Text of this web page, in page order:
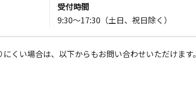
受付時間
9:30～17:30（土日、祝日除く）
くい場合は、以下からもお問い合わせいただけます。